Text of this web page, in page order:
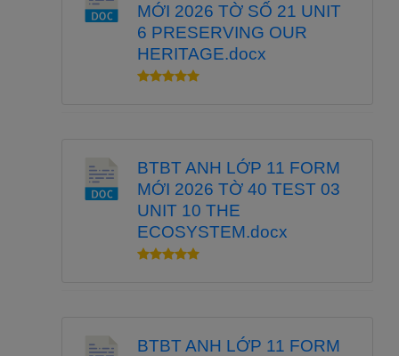
MỚI 2026 TỜ SỐ 21 UNIT
6 PRESERVING OUR
HERITAGE.docx
BTBT ANH LỚP 11 FORM
MỚI 2026 TỜ 40 TEST 03
UNIT 10 THE
ECOSYSTEM.docx
BTBT ANH LỚP 11 FORM